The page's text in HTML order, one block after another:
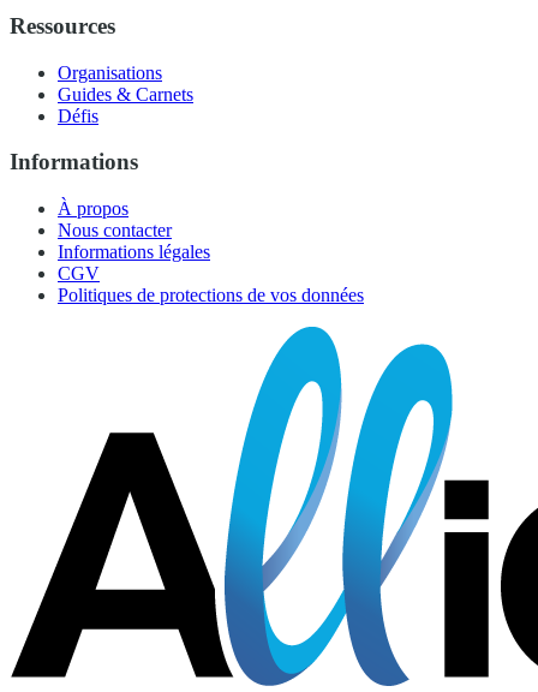
Ressources
Organisations
Guides & Carnets
Défis
Informations
À propos
Nous contacter
Informations légales
CGV
Politiques de protections de vos données